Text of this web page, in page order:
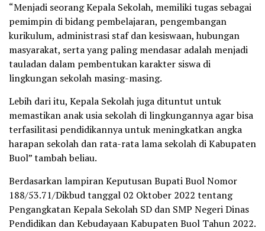
“Menjadi seorang Kepala Sekolah, memiliki tugas sebagai
pemimpin di bidang pembelajaran, pengembangan
kurikulum, administrasi staf dan kesiswaan, hubungan
masyarakat, serta yang paling mendasar adalah menjadi
tauladan dalam pembentukan karakter siswa di
lingkungan sekolah masing-masing.
Lebih dari itu, Kepala Sekolah juga dituntut untuk
memastikan anak usia sekolah di lingkungannya agar bisa
terfasilitasi pendidikannya untuk meningkatkan angka
harapan sekolah dan rata-rata lama sekolah di Kabupaten
Buol” tambah beliau.
Berdasarkan lampiran Keputusan Bupati Buol Nomor
188/53.71/Dikbud tanggal 02 Oktober 2022 tentang
Pengangkatan Kepala Sekolah SD dan SMP Negeri Dinas
Pendidikan dan Kebudayaan Kabupaten Buol Tahun 2022.